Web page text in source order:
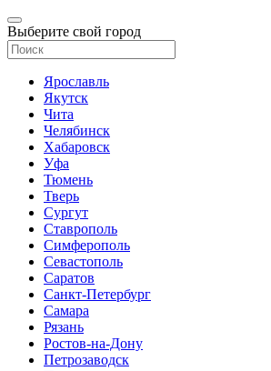
Выберите свой город
Ярославль
Якутск
Чита
Челябинск
Хабаровск
Уфа
Тюмень
Тверь
Сургут
Ставрополь
Симферополь
Севастополь
Саратов
Санкт-Петербург
Самара
Рязань
Ростов-на-Дону
Петрозаводск